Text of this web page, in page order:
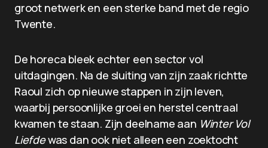
groot netwerk en een sterke band met de regio
Twente.
De horeca bleek echter een sector vol
uitdagingen. Na de sluiting van zijn zaak richtte
Raoul zich op nieuwe stappen in zijn leven,
waarbij persoonlijke groei en herstel centraal
kwamen te staan. Zijn deelname aan Winter Vol
Liefdewas dan ook niet alleen een zoektocht